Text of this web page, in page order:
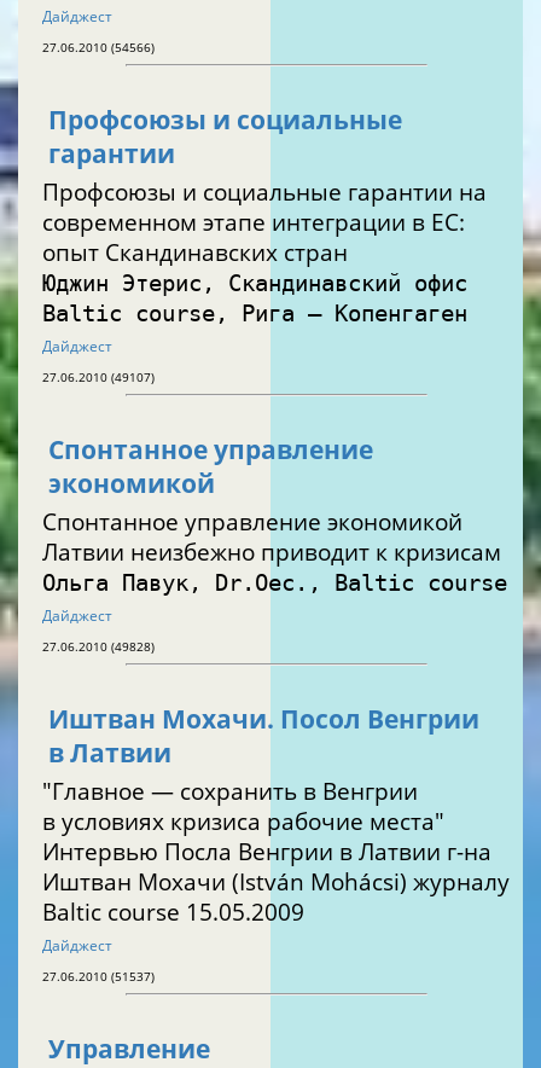
Дайджест
27.06.2010 (54566)
Профсоюзы и социальные
гарантии
Профсоюзы и социальные гарантии на
современном этапе интеграции в ЕС:
опыт Скандинавских стран
Юджин Этерис, Скандинавский офис
Baltic course, Рига — Копенгаген
Дайджест
27.06.2010 (49107)
Спонтанное управление
экономикой
Спонтанное управление экономикой
Латвии неизбежно приводит к кризисам
Ольга Павук, Dr.Oec., Baltic course
Дайджест
27.06.2010 (49828)
Иштван Мохачи. Посол Венгрии
в Латвии
"Главное — сохранить в Венгрии
в условиях кризиса рабочие места"
Интервью Посла Венгрии в Латвии г-на
Иштван Мохачи (István Mohácsi) журналу
Baltic course 15.05.2009
Дайджест
27.06.2010 (51537)
Управление